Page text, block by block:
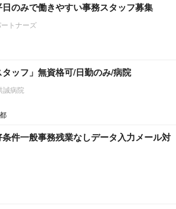
のみで働きやすい事務スタッフ募集
トナーズ
タッフ」無資格可/日勤のみ/病院
誠病院
件一般事務残業なしデータ入力メール対